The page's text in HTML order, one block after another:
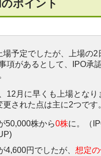
ポイント
場予定でしたが、上場の2
項があるとして、IPO承
12月に早くも上場となり
された点は主に2つです
50,000株から0株に。（
4,600円でしたが、 想定